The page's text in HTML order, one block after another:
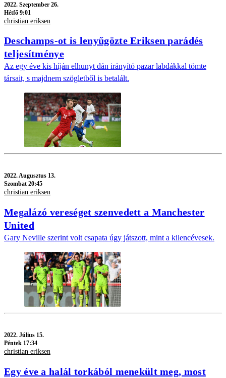
2022. Szeptember 26.
Hétfő 9:01
christian eriksen
Deschamps-ot is lenyűgözte Eriksen parádés
teljesítménye
Az egy éve kis híján elhunyt dán irányító pazar labdákkal tömte
társait, s majdnem szögletből is betalált.
2022.Augusztus 13.
Szombat 20:45
christian eriksen
Megalázó vereséget szenvedett a Manchester
United
Gary Neville szerint volt csapata úgy játszott, mint a kilencévesek.
2022. Július 15.
Péntek 17:34
christian eriksen
Egy éve a halál torkából menekült meg, most